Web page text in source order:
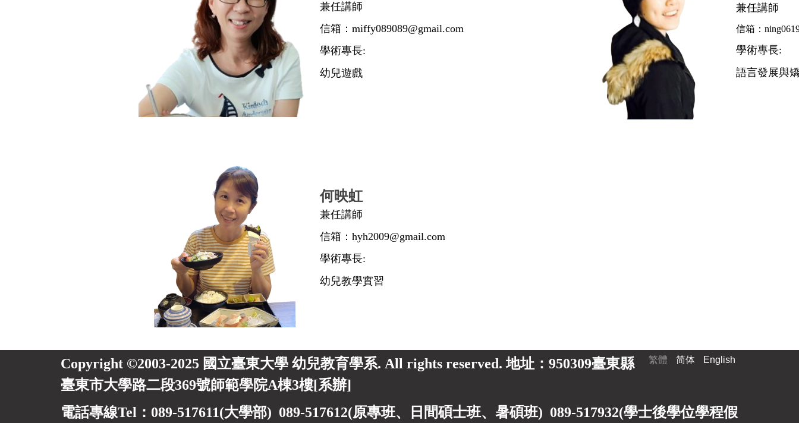
兼任講師
信箱：miffy089089@gmail.com
學術專長:
幼兒遊戲
兼任講師
信箱：
學術專長:
語言發展與
何映虹
兼任講師
信箱：hyh2009@gmail.com
學術專長:
幼兒教學實習
繁體 简体 English
Copyright ©2003-2025 國立臺東大學 幼兒教育學系. All rights reserved. 地址：950309臺東縣
臺東市大學路二段369號師範學院A棟3樓[系辦]
電話專線Tel：089-517611(大學部) 089-517612(原專班、日間碩士班、暑碩班) 089-517932(學士後學位學程假